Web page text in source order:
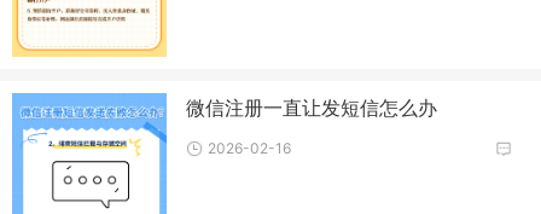
微信注册一直让发短信怎么办
2026-02-16